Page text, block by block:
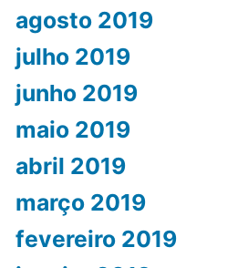
agosto 2019
julho 2019
junho 2019
maio 2019
abril 2019
março 2019
fevereiro 2019